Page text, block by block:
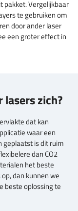
pakket. Vergelijkbaar
te gebruiken om
door ander laser
een groter effect in
zich?
dat kan
waar een
geplaatst is dit ruim
dan CO2
het beste
dan kunnen we
beste oplossing te